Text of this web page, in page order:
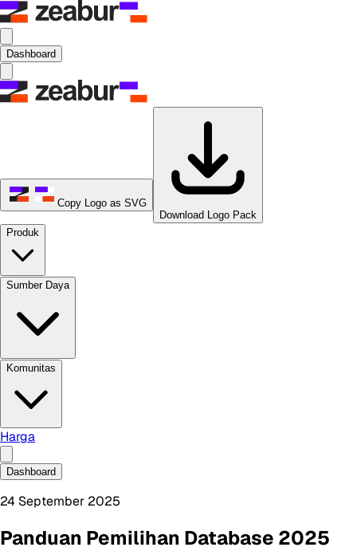
Dashboard
Copy Logo as SVG
Download Logo Pack
Produk
Sumber Daya
Komunitas
Harga
Dashboard
24 September 2025
Panduan Pemilihan Database 2025